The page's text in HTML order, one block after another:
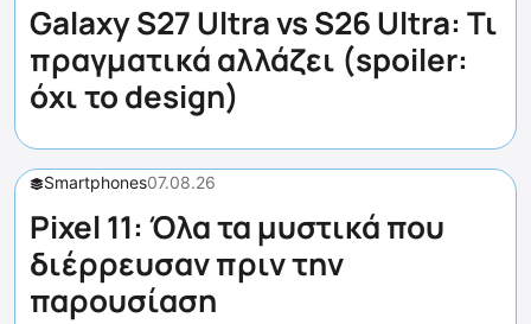
Galaxy S27 Ultra vs S26 Ultra: Τι
πραγματικά αλλάζει (spoiler:
όχι το design)
Smartphones07.08.26
Pixel 11: Όλα τα μυστικά που
διέρρευσαν πριν την
παρουσίαση